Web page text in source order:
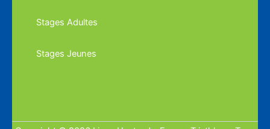
Stages Adultes
Stages Jeunes